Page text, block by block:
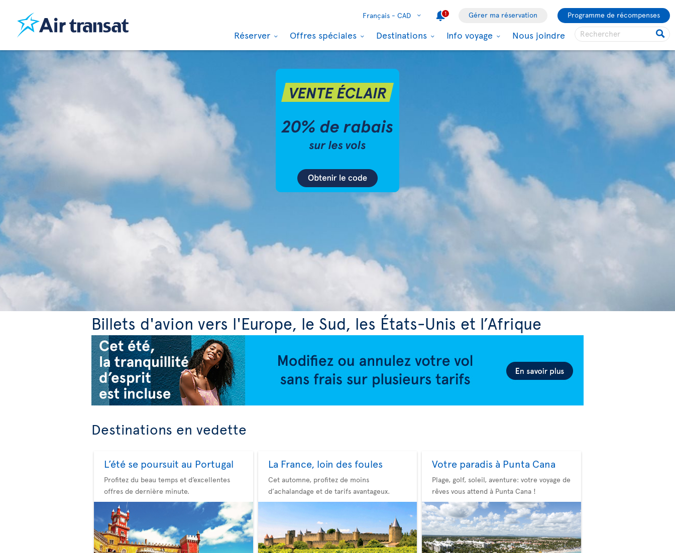
Français - CAD 1 Gérer ma réservation Programme de récompenses
Réserver Offres spéciales Destinations Info voyage Nous joindre
Billets d'avion vers l'Europe, le Sud, les États-Unis et l’Afrique
Destinations en vedette
L’été se poursuit au Portugal
Profitez du beau temps et d’excellentes
offres de dernière minute.
La France, loin des foules
Cet automne, profitez de moins
d’achalandage et de tarifs avantageux.
Votre paradis à Punta Cana
Plage, golf, soleil, aventure: votre voyage de
rêves vous attend à Punta Cana !